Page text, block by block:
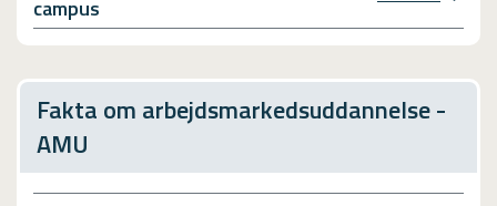
campus
Fakta om arbejdsmarkedsuddannelse -
AMU